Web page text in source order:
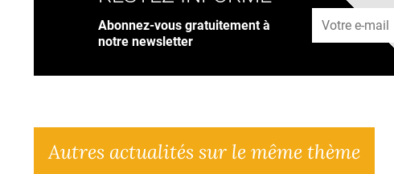
Abonnez-vous gratuitement à
notre newsletter
Autres actualités sur le même thème